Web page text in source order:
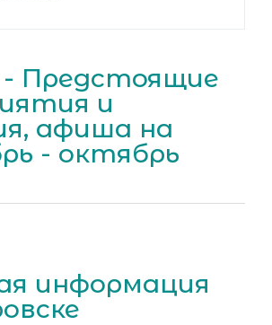
Предстоящие
и
афиша на
- октябрь
информация